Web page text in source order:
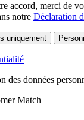
accord, merci de
notre Déclaration
uniquement
des données
Match